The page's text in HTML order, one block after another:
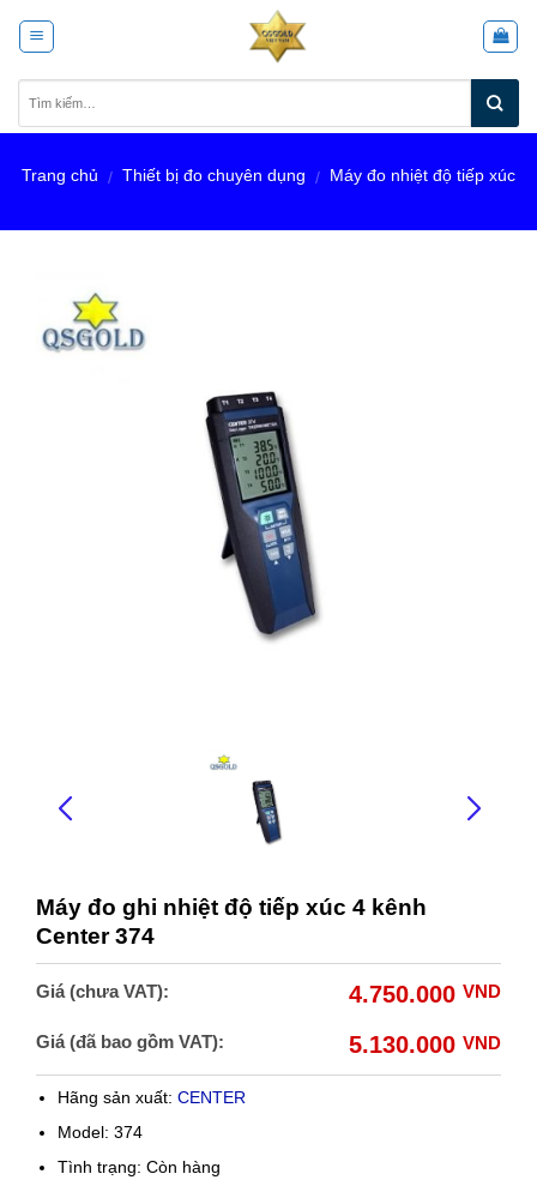
Trang chủ / Thiết bị đo chuyên dụng / Máy đo nhiệt độ tiếp xúc
Máy đo ghi nhiệt độ tiếp xúc 4 kênh
Center 374
Giá (chưa VAT): 4.750.000 VND
Giá (đã bao gồm VAT): 5.130.000 VND
Hãng sản xuất: CENTER
Model: 374
Tình trạng: Còn hàng